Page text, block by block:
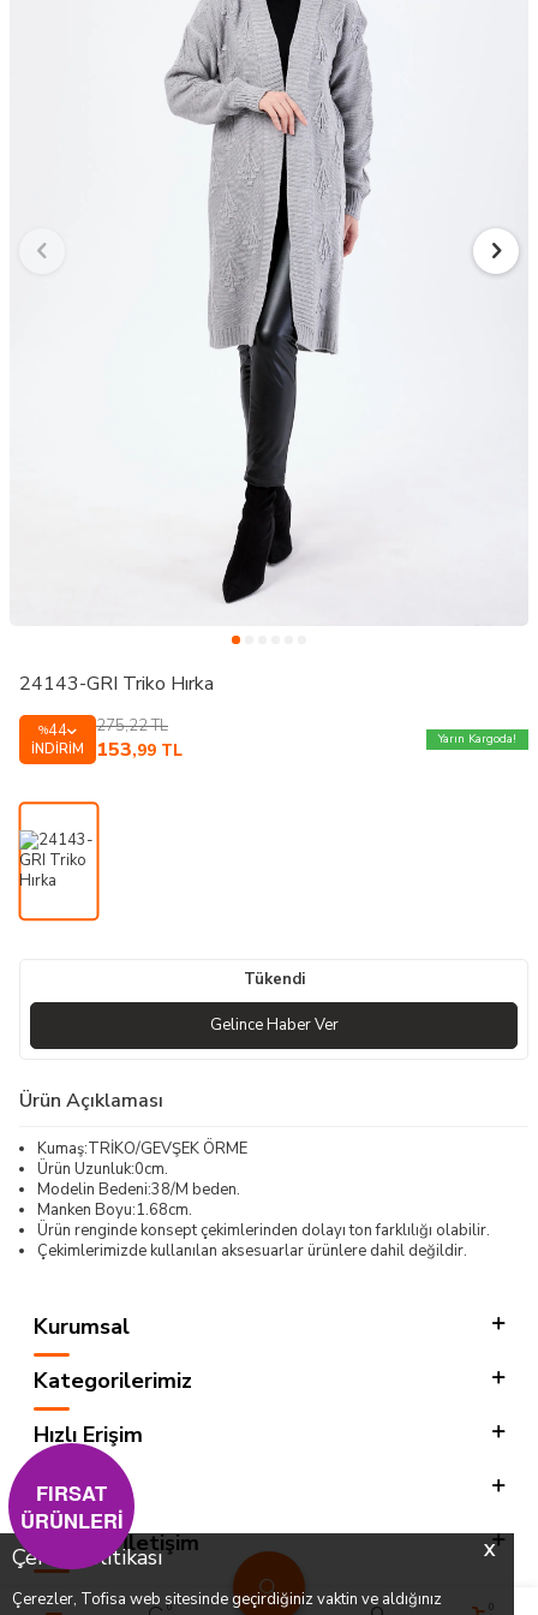
X
Çerez Politikası
Çerezler, Tofisa web sitesinde geçirdiğiniz vaktin ve aldığınız
0 0
24143-GRI Triko Hırka
%44
İNDIRIM
275,22TL
153,99 TL
Yarın Kargoda!
Tükendi
Gelince Haber Ver
Ürün Açıklaması
Kumaş:TRİKO/GEVŞEK ÖRME
Ürün Uzunluk:0cm.
Modelin Bedeni:38/M beden.
Manken Boyu:1.68cm.
Ürün renginde konsept çekimlerinden dolayı ton farklılığı olabilir.
Çekimlerimizde kullanılan aksesuarlar ürünlere dahil değildir.
Kurumsal
Kategorilerimiz
Hızlı Erişim
Sosyal
Adres & İletişim
FIRSAT
ÜRÜNLERİ